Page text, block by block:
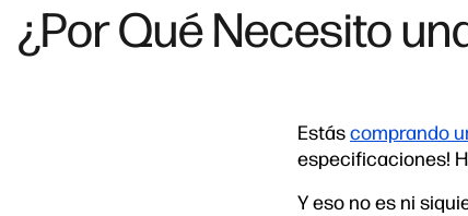
¿Por Qué Necesito
Estáscomprando
especificaciones!
Y eso no es ni